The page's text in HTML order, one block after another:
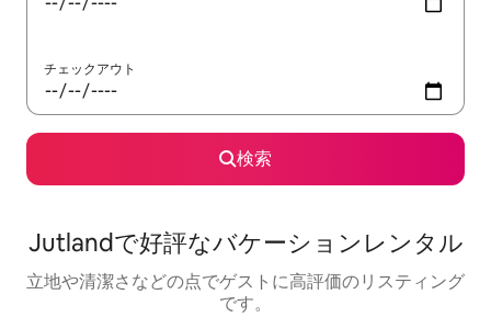
チェックアウト
検索
Jutlandで好評なバケーションレンタル
立地や清潔さなどの点でゲストに高評価のリスティング
です。